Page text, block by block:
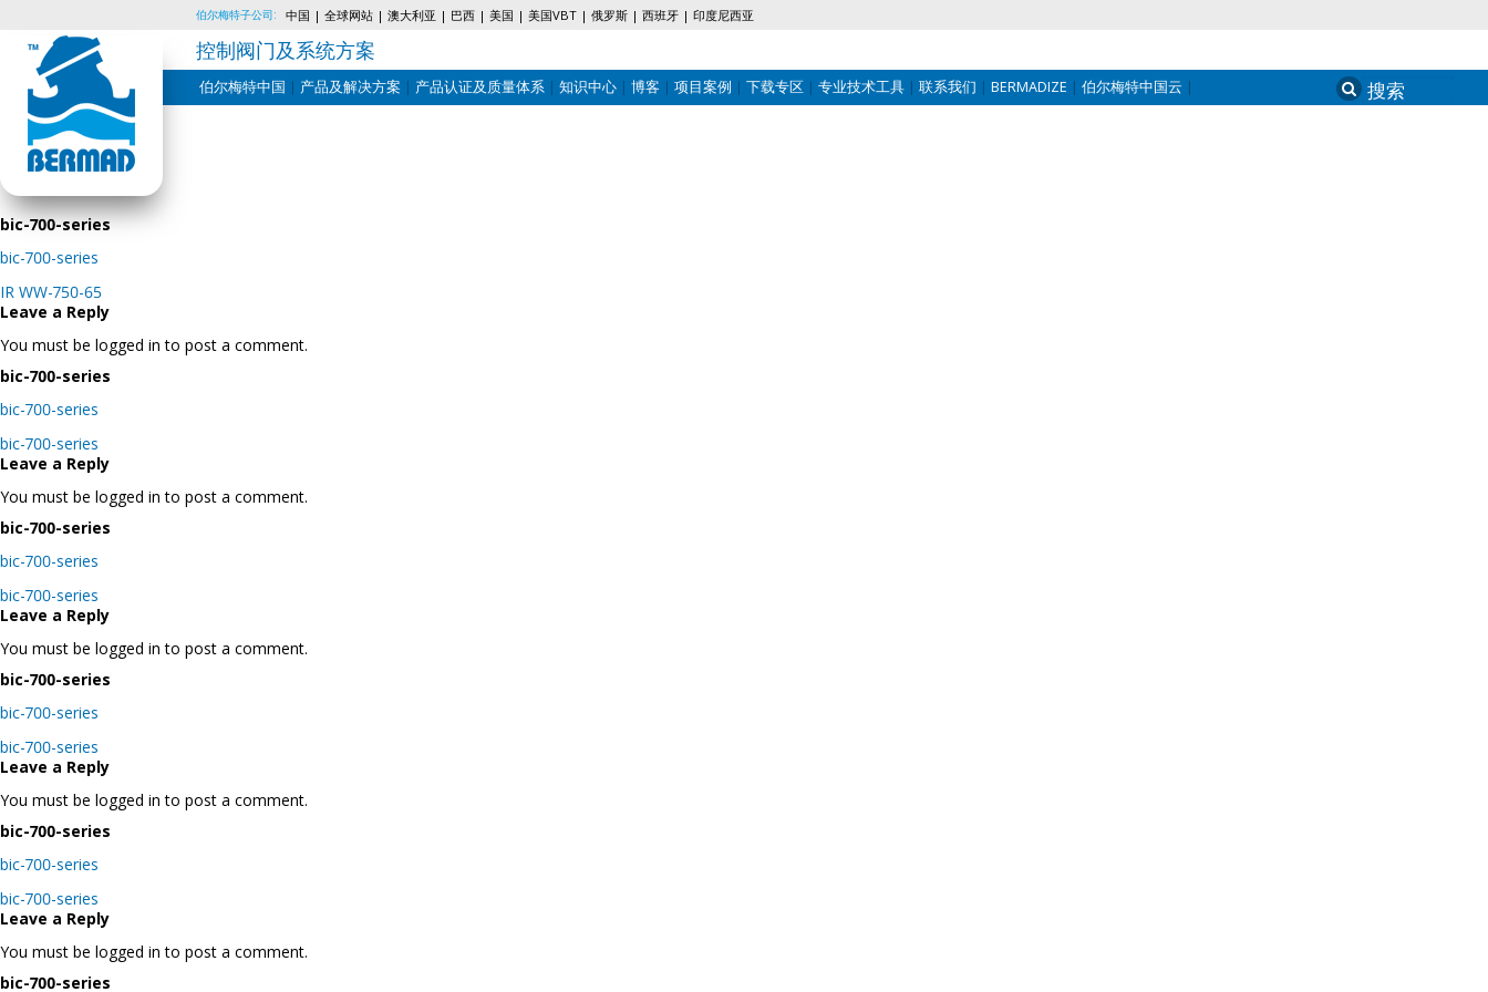
Skip
content
伯尔梅特子公司: 中国 全球网站 澳大利亚 巴西 美国 美国VBT 俄罗斯 西班牙 印度尼西亚
控制阀门及系统方案
伯尔梅特中国 产品及解决方案 产品认证及质量体系 知识中心 博客 项目案例 下载专区 专业技术工具 联系我们 BERMADIZE 伯尔梅特中国云 Search
for:
bic-700-series
bic-700-series
Post
navigation
IR WW-750-65
Leave a Reply
You must be logged in to post a comment.
bic-700-series
bic-700-series
Post
navigation
bic-700-series
Leave a Reply
You must be logged in to post a comment.
bic-700-series
bic-700-series
Post
navigation
bic-700-series
Leave a Reply
You must be logged in to post a comment.
bic-700-series
bic-700-series
Post
navigation
bic-700-series
Leave a Reply
You must be logged in to post a comment.
bic-700-series
bic-700-series
Post
navigation
bic-700-series
Leave a Reply
You must be logged in to post a comment.
bic-700-series